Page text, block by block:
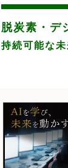
脱炭素・
持続可能な未